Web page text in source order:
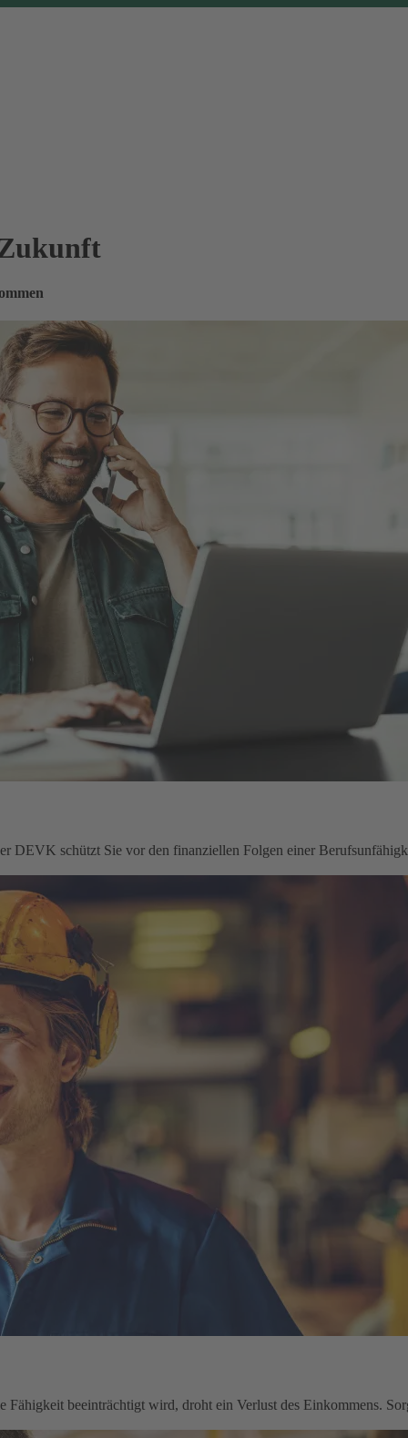
DEVK schützt Sie vor den finanziellen Folgen einer
beeinträchtigt wird, droht ein Verlust des Einkommens.